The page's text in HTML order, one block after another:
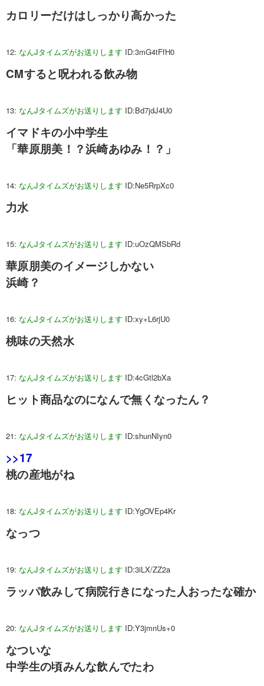
カロリーだけはしっかり高かった
12: なんJタイムズがお送りします ID:3mG4tFfH0
CMすると呪われる飲み物
13: なんJタイムズがお送りします ID:Bd7jdJ4U0
イマドキの小中学生
「華原朋美！？浜崎あゆみ！？」
14: なんJタイムズがお送りします ID:Ne5RrpXc0
力水
15: なんJタイムズがお送りします ID:uOzQMSbRd
華原朋美のイメージしかない
浜崎？
16: なんJタイムズがお送りします ID:xy+L6rjU0
桃味の天然水
17: なんJタイムズがお送りします ID:4cGtl2bXa
ヒット商品なのになんで無くなったん？
21: なんJタイムズがお送りします ID:shunNIyn0
>>17
桃の産地がね
18: なんJタイムズがお送りします ID:YgOVEp4Kr
なっつ
19: なんJタイムズがお送りします ID:3iLX/ZZ2a
ラッパ飲みして病院行きになった人おったな確か
20: なんJタイムズがお送りします ID:Y3jmnUs+0
なついな
中学生の頃みんな飲んでたわ